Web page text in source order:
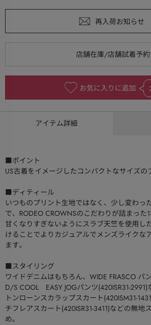
お気に入りに追加
アイテム詳細
■ポイント
US古着をイメージしたコンパクトなサイズの
■ディティール
いつものプリント生地ではなく、少し変わっ
で、RODEO CROWNSのこだわりが詰まった1
甘くなりすぎないようにスラブ天竺を使用し
けることでよりカジュアルでメンズライクな
ます。
■スタイリング
ワイドデニムはもちろん、WIDE FRASCO パン
D/S COOL EASY JOGパンツ(420ISR31-
トンローンスカラップスカート(420ISM31-
チフレアスカート(420ISR31-3411)などの無地
め。